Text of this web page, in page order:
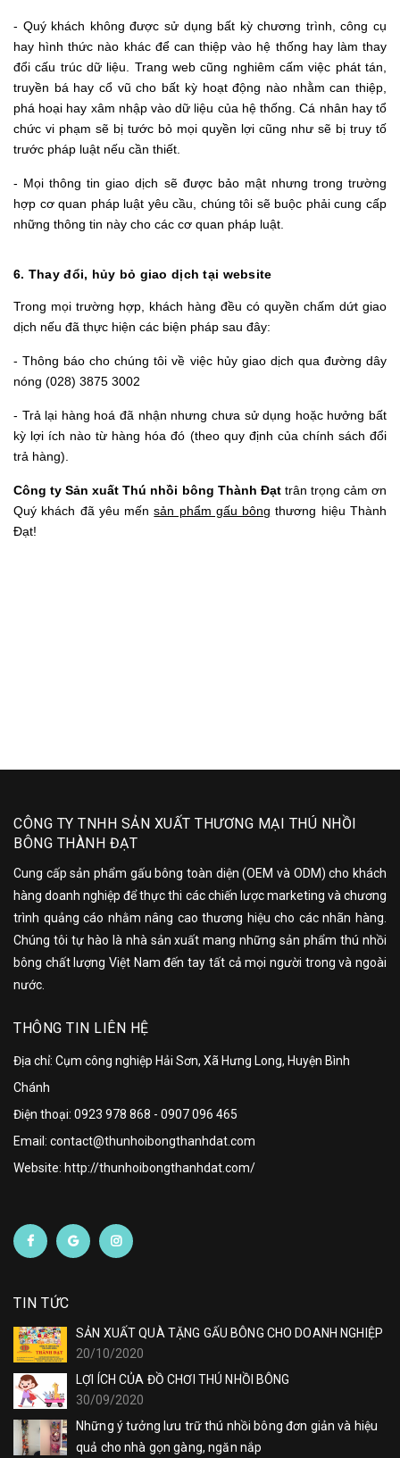
- Quý khách không được sử dụng bất kỳ chương trình, công cụ
hay hình thức nào khác để can thiệp vào hệ thống hay làm thay
đổi cấu trúc dữ liệu. Trang web cũng nghiêm cấm việc phát tán,
truyền bá hay cổ vũ cho bất kỳ hoạt động nào nhằm can thiệp,
phá hoại hay xâm nhập vào dữ liệu của hệ thống. Cá nhân hay tổ
chức vi phạm sẽ bị tước bỏ mọi quyền lợi cũng như sẽ bị truy tố
trước pháp luật nếu cần thiết.
- Mọi thông tin giao dịch sẽ được bảo mật nhưng trong trường
hợp cơ quan pháp luật yêu cầu, chúng tôi sẽ buộc phải cung cấp
những thông tin này cho các cơ quan pháp luật.
6. Thay đổi, hủy bỏ giao dịch tại website
Trong mọi trường hợp, khách hàng đều có quyền chấm dứt giao
dịch nếu đã thực hiện các biện pháp sau đây:
- Thông báo cho chúng tôi về việc hủy giao dịch qua đường dây
nóng (028) 3875 3002
- Trả lại hàng hoá đã nhận nhưng chưa sử dụng hoặc hưởng bất
kỳ lợi ích nào từ hàng hóa đó (theo quy định của chính sách đổi
trả hàng).
Công ty Sản xuất Thú nhồi bông Thành Đạttrân trọng cảm ơn
Quý khách đã yêu mếnsản phẩm gấu bông thương hiệu Thành
Đạt!
CÔNG TY TNHH SẢN XUẤT THƯƠNG MẠI THÚ NHỒI
BÔNG THÀNH ĐẠT
Cung cấp sản phẩm gấu bông toàn diện (OEM và ODM) cho khách
hàng doanh nghiệp để thực thi các chiến lược marketing và chương
trình quảng cáo nhằm nâng cao thương hiệu cho các nhãn hàng.
Chúng tôi tự hào là nhà sản xuất mang những sản phẩm thú nhồi
bông chất lượng Việt Nam đến tay tất cả mọi người trong và ngoài
nước.
THÔNG TIN LIÊN HỆ
Địa chỉ: Cụm công nghiệp Hải Sơn, Xã Hưng Long, Huyện Bình
Chánh
Điện thoại: 0923 978 868 - 0907 096 465
Email: contact@thunhoibongthanhdat.com
Website: http://thunhoibongthanhdat.com/
TIN TỨC
SẢN XUẤT QUÀ TẶNG GẤU BÔNG CHO DOANH NGHIỆP
20/10/2020
LỢI ÍCH CỦA ĐỒ CHƠI THÚ NHỒI BÔNG
30/09/2020
Những ý tưởng lưu trữ thú nhồi bông đơn giản và hiệu
quả cho nhà gọn gàng, ngăn nắp